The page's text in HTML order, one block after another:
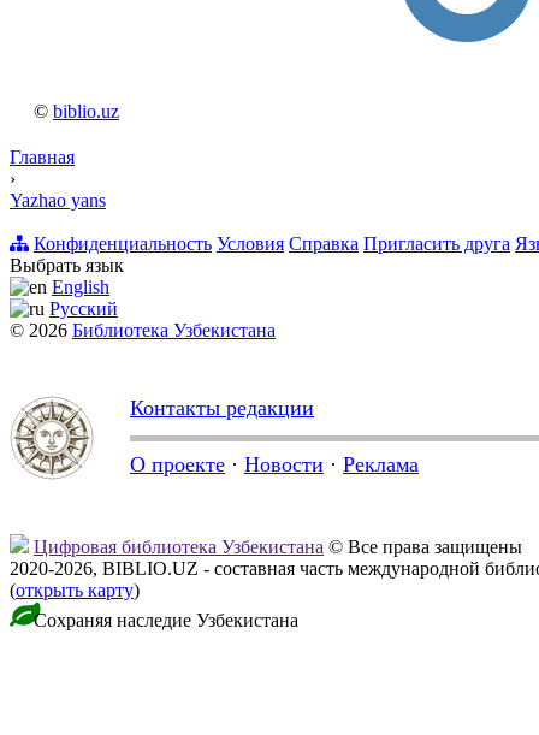
© biblio.uz
Главная
›
Yazhao yans
Конфиденциальность Условия Справка Пригласить друга
Выбрать язык
English
Русский
© 2026 Библиотека Узбекистана
Контакты редакции
О проекте · Новости · Реклама
Цифровая библиотека Узбекистана © Все права защищены
2020-2026, BIBLIO.UZ - составная часть международной
(открыть карту)
Сохраняя наследие Узбекистана